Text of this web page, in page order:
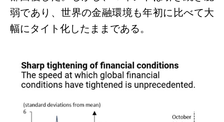
弱であり、世界の金融環境も年初に比べて大
幅にタイト化したままである。